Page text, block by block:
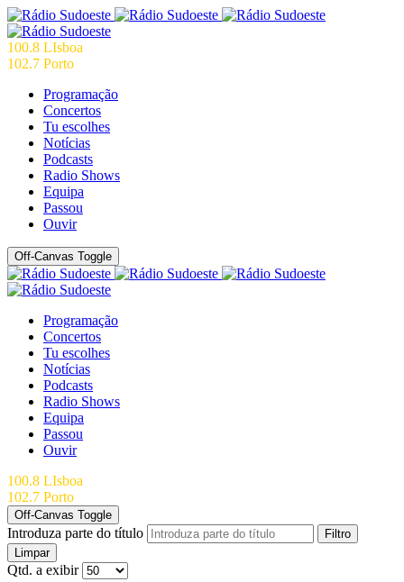
100.8 LIsboa
102.7 Porto
Programação
Concertos
Tu escolhes
Notícias
Podcasts
Radio Shows
Equipa
Passou
Ouvir
Off-Canvas Toggle
Programação
Concertos
Tu escolhes
Notícias
Podcasts
Radio Shows
Equipa
Passou
Ouvir
100.8 LIsboa
102.7 Porto
Off-Canvas Toggle
Introduza parte do título
Filtro
Limpar
Qtd. a exibir